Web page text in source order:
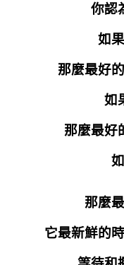
你認
如
那麼最好
如
那麼最好
那麼
它最新鮮的